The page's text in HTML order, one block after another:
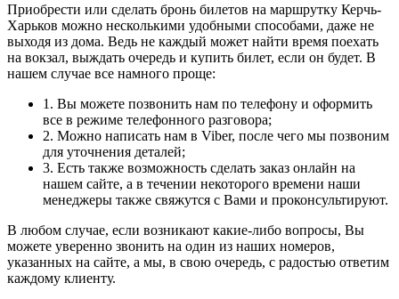
Приобрести или сделать бронь билетов на маршрутку Керчь-
Харьков можно несколькими удобными способами, даже не
выходя из дома. Ведь не каждый может найти время поехать
на вокзал, выждать очередь и купить билет, если он будет. В
нашем случае все намного проще:
1. Вы можете позвонить нам по телефону и оформить
все в режиме телефонного разговора;
2. Можно написать нам в Viber, после чего мы позвоним
для уточнения деталей;
3. Есть также возможность сделать заказ онлайн на
нашем сайте, а в течении некоторого времени наши
менеджеры также свяжутся с Вами и проконсультируют.
В любом случае, если возникают какие-либо вопросы, Вы
можете уверенно звонить на один из наших номеров,
указанных на сайте, а мы, в свою очередь, с радостью ответим
каждому клиенту.